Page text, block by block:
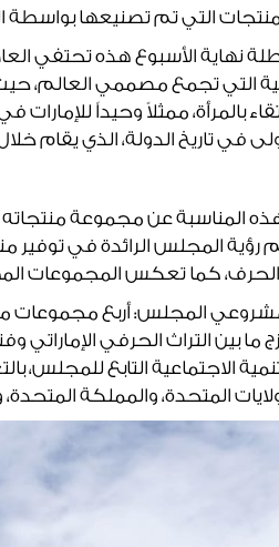
التي تم تصنيعها بواسطة
الأسبوع هذه تحتفي
التي تجمع مصممي
بالمرأة، ممثلاً وحيداً
الدولة، الذي يقام خلال الفترة من 19 – 22
رؤية المجلس الرائدة في توفير
كما تعكس المجموعات
مشروعي المجلس: أربع
ما بين التراث الحرفي
الاجتماعية التابع
المتحدة، والمملكة